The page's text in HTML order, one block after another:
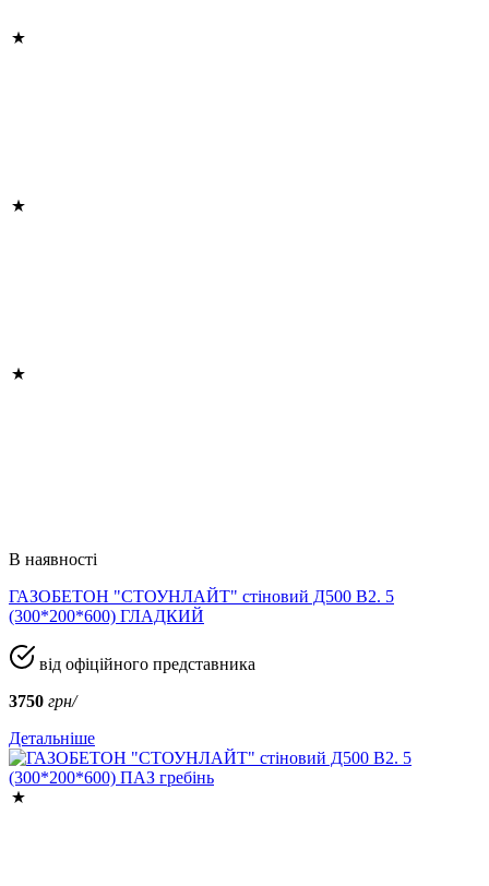
В наявності
ГАЗОБЕТОН "СТОУНЛАЙТ" стіновий Д500 В2. 5
(300*200*600) ГЛАДКИЙ
від офіційного представника
3750 грн/
Детальніше